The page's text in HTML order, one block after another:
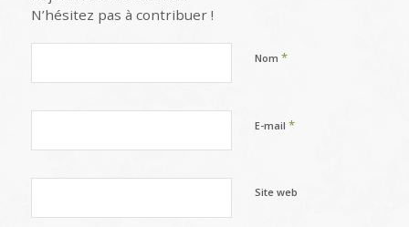
N’hésitez pas à contribuer !
Nom *
E-mail *
Site web